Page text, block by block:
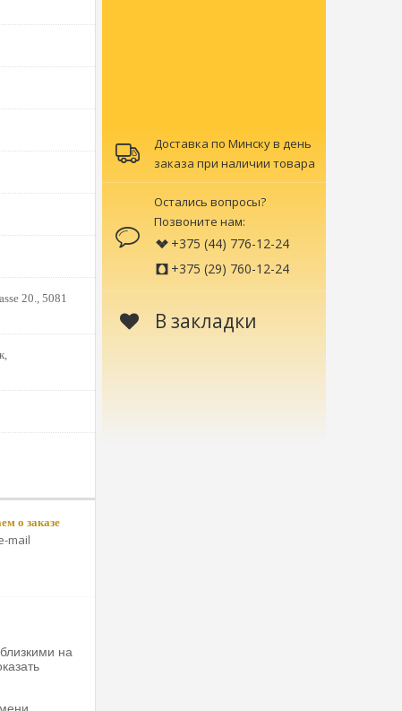
20., 5081
о заказе
mail
на
Доставка по Минску в день
заказа при наличии товара
Остались вопросы?
Позвоните нам:
+375 (44) 776-12-24
+375 (29) 760-12-24
В закладки